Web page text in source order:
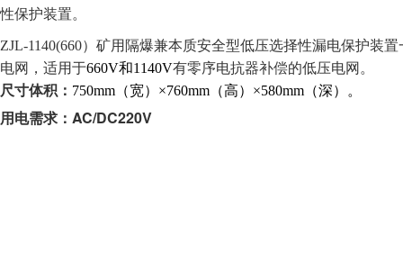
性保护装置。
ZJL-1140(660）矿用隔爆兼本质安全型低压选择性漏电保护装
电网，适用于660V和1140V有零序电抗器补偿的低压电网。
尺寸体积： 750mm （宽）×760mm（高）×580mm（深）。
用电需求： AC/DC220V